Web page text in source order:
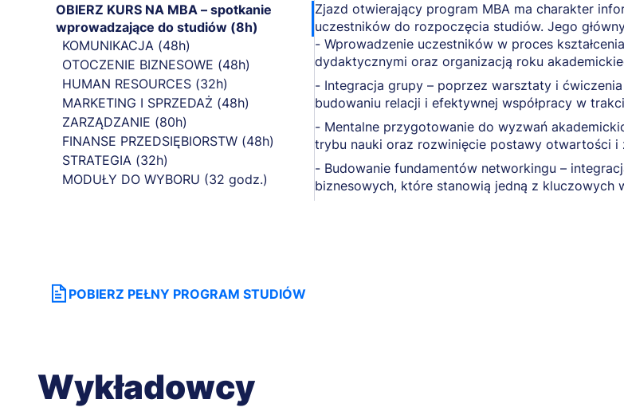
OBIERZ KURS NA MBA – spotkanie
wprowadzające do studiów (8h)
KOMUNIKACJA (48h)
OTOCZENIE BIZNESOWE (48h)
HUMAN RESOURCES (32h)
MARKETING I SPRZEDAŻ (48h)
ZARZĄDZANIE (80h)
FINANSE PRZEDSIĘBIORSTW (48h)
STRATEGIA (32h)
MODUŁY DO WYBORU (32 godz.)
Zjazd otwierający program MBA ma charakter
uczestników do rozpoczęcia studiów. Jego
- Wprowadzenie uczestników w proces
dydaktycznymi oraz organizacją roku
- Integracja grupy – poprzez warsztaty i
budowaniu relacji i efektywnej współpracy w
- Mentalne przygotowanie do wyzwań
trybu nauki oraz rozwinięcie postawy otwartości i
- Budowanie fundamentów networkingu –
biznesowych, które stanowią jedną z kluczowych
POBIERZ PEŁNY PROGRAM STUDIÓW
Wykładowcy